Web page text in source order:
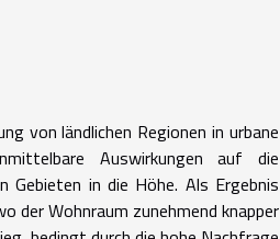
von ländlichen Regionen in urbane
Auswirkungen auf die
in die Höhe. Als Ergebnis
der Wohnraum zunehmend knapper